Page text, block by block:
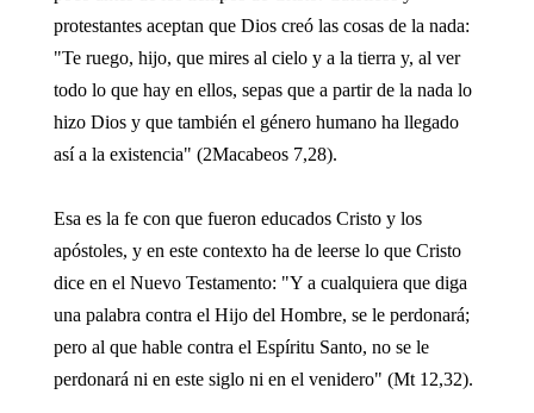
protestantes aceptan que Dios creó las cosas de la nada:
"Te ruego, hijo, que mires al cielo y a la tierra y, al ver
todo lo que hay en ellos, sepas que a partir de la nada lo
hizo Dios y que también el género humano ha llegado
así a la existencia" (2Macabeos 7,28).
Esa es la fe con que fueron educados Cristo y los
apóstoles, y en este contexto ha de leerse lo que Cristo
dice en el Nuevo Testamento: "Y a cualquiera que diga
una palabra contra el Hijo del Hombre, se le perdonará;
pero al que hable contra el Espíritu Santo, no se le
perdonará ni en este siglo ni en el venidero" (Mt 12,32).